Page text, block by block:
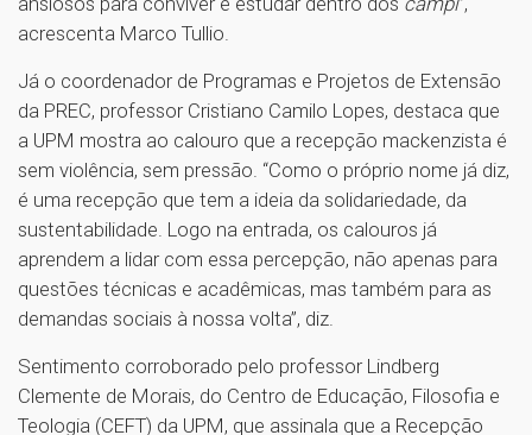
acrescenta Marco Tullio.
Já o coordenador de Programas e Projetos de Extensão
da PREC, professor Cristiano Camilo Lopes, destaca que
a UPM mostra ao calouro que a recepção mackenzista é
sem violência, sem pressão. “Como o próprio nome já diz,
é uma recepção que tem a ideia da solidariedade, da
sustentabilidade. Logo na entrada, os calouros já
aprendem a lidar com essa percepção, não apenas para
questões técnicas e acadêmicas, mas também para as
demandas sociais à nossa volta”, diz.
Sentimento corroborado pelo professor Lindberg
Clemente de Morais, do Centro de Educação, Filosofia e
Teologia (CEFT) da UPM, que assinala que a Recepção